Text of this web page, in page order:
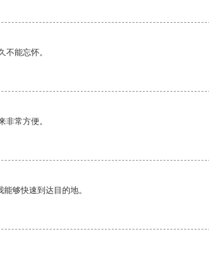
不能忘怀。
非常方便。
够快速到达目的地。